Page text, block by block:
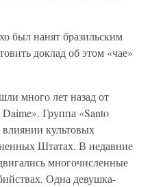
был нанят бразильским
доклад об этом «чае»
много лет назад от
Группа «Santo
культовых
Штатах. В недавние
многочисленные
Одна девушка-